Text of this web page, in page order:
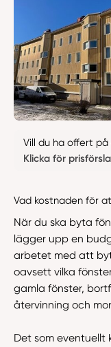
Vill du ha offert
Klicka för
Vad kostnaden för
När du ska byta
lägger upp en
arbetet med att
oavsett vilka
gamla fönster,
återvinning och
Det som eventuellt